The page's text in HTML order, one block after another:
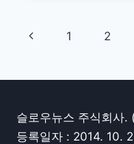
1 2
슬로우뉴스 주식회사.
등록일자 : 2014. 10.